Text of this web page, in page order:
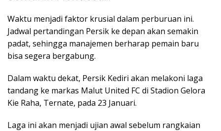
Waktu menjadi faktor krusial dalam perburuan ini.
Jadwal pertandingan Persik ke depan akan semakin
padat, sehingga manajemen berharap pemain baru
bisa segera bergabung.
Dalam waktu dekat, Persik Kediri akan melakoni laga
tandang ke markas Malut United FC di Stadion Gelora
Kie Raha, Ternate, pada 23 Januari.
Laga ini akan menjadi ujian awal sebelum rangkaian